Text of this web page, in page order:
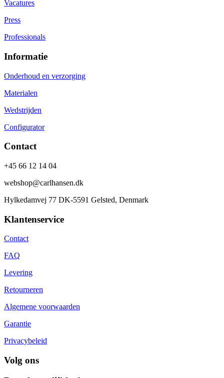
Vacatures
Press
Professionals
Informatie
Onderhoud en verzorging
Materialen
Wedstrijden
Configurator
Contact
+45 66 12 14 04
webshop@carlhansen.dk
Hylkedamvej 77 DK-5591 Gelsted, Denmark
Klantenservice
Contact
FAQ
Levering
Retourneren
Algemene voorwaarden
Garantie
Privacybeleid
Volg ons